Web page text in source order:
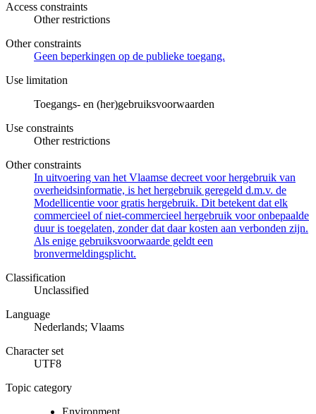
Access constraints
Other restrictions
Other constraints
Geen beperkingen op de publieke toegang.
Use limitation
Toegangs- en (her)gebruiksvoorwaarden
Use constraints
Other restrictions
Other constraints
In uitvoering van het Vlaamse decreet voor hergebruik van
overheidsinformatie, is het hergebruik geregeld d.m.v. de
Modellicentie voor gratis hergebruik. Dit betekent dat elk
commercieel of niet-commercieel hergebruik voor onbepaalde
duur is toegelaten, zonder dat daar kosten aan verbonden zijn.
Als enige gebruiksvoorwaarde geldt een
bronvermeldingsplicht.
Classification
Unclassified
Language
Nederlands; Vlaams
Character set
UTF8
Topic category